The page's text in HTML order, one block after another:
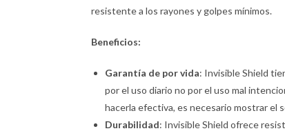
resistente a los rayones y golpes mínimos.
Beneficios:
Garantía de por vida: Invisible Shield
por el uso diario no por el uso mal
hacerla efectiva, es necesario mostrar el
Durabilidad: Invisible Shield ofrece